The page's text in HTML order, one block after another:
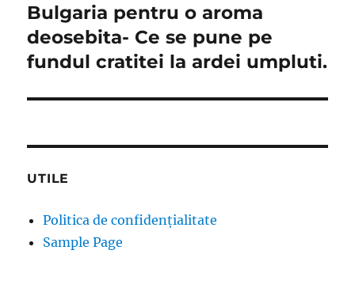
post:
Bulgaria pentru o aroma
deosebita- Ce se pune pe
fundul cratitei la ardei umpluti.
UTILE
Politica de confidențialitate
Sample Page